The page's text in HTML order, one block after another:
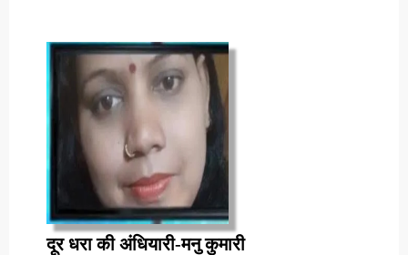
दूर धरा की अंधियारी-मनु कुमारीदूर